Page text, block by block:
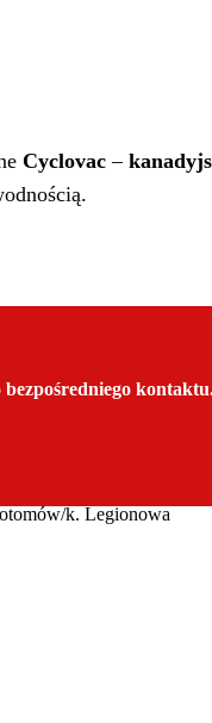
Cyclovac –
bezpośredniego
k. Legionowa